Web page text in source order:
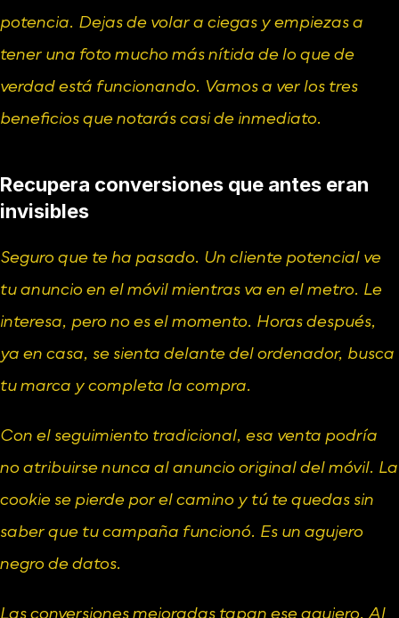
potencia. Dejas de volar a ciegas y empiezas a
tener una foto mucho más nítida de lo que de
verdad está funcionando. Vamos a ver los tres
beneficios que notarás casi de inmediato.
Recupera conversiones que antes eran
invisibles
Seguro que te ha pasado. Un cliente potencial ve
tu anuncio en el móvil mientras va en el metro. Le
interesa, pero no es el momento. Horas después,
ya en casa, se sienta delante del ordenador, busca
tu marca y completa la compra.
Con el seguimiento tradicional, esa venta podría
no atribuirse nunca al anuncio original del móvil. La
cookie se pierde por el camino y tú te quedas sin
saber que tu campaña funcionó. Es un agujero
negro de datos.
Las conversiones mejoradas tapan ese agujero. Al